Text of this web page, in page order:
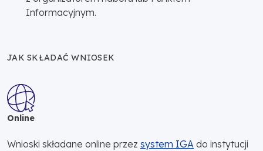
Informacyjnym.
JAK SKŁADAĆ WNIOSEK
Online
Wnioski składane online przez system IGA do instytucji